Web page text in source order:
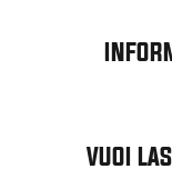
VUOI